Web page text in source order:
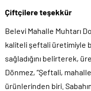
Çiftçilere teşekkür
Belevi Mahalle Muhtarı
kaliteli şeftali üretimiyle
sağladığını belirterek,
Dönmez, “Şeftali,
ürünlerinden biri.